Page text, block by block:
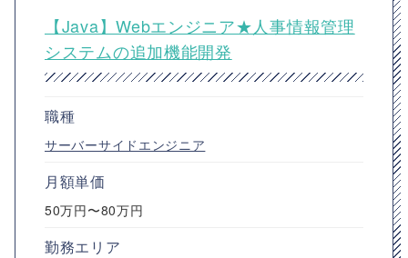
【Java】Webエンジニア★人事情報管理
システムの追加機能開発
職種
サーバーサイドエンジニア
月額単価
50万円〜80万円
勤務エリア